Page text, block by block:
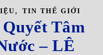
, TIN THẾ GIỚI
Tâm
– LÊ